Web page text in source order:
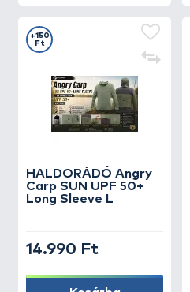
HALDORÁDÓ Angry
Carp SUN UPF 50+
Long Sleeve L
+150
Ft
14.990 Ft